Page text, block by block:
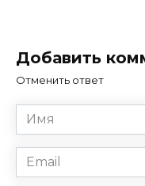
Добавить
Отменить ответ
Имя
*
Email
*